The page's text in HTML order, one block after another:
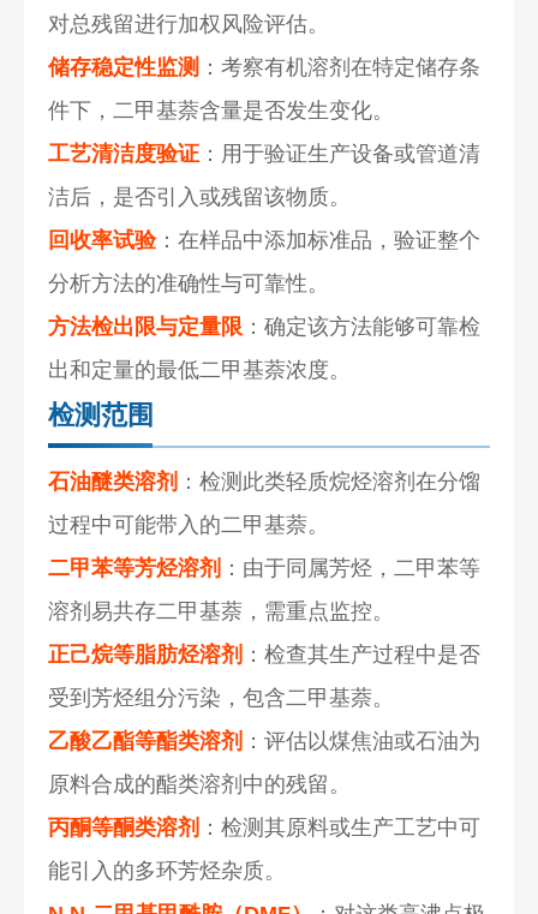
对总残留进行加权风险评估。
储存稳定性监测 ：考察有机溶剂在特定储存条
件下，二甲基萘含量是否发生变化。
工艺清洁度验证 ：用于验证生产设备或管道清
洁后，是否引入或残留该物质。
回收率试验：在样品中添加标准品，验证整个
分析方法的准确性与可靠性。
方法检出限与定量限 ：确定该方法能够可靠检
出和定量的最低二甲基萘浓度。
检测范围
石油醚类溶剂 ：检测此类轻质烷烃溶剂在分馏
过程中可能带入的二甲基萘。
二甲苯等芳烃溶剂 ：由于同属芳烃，二甲苯等
溶剂易共存二甲基萘，需重点监控。
正己烷等脂肪烃溶剂 ：检查其生产过程中是否
受到芳烃组分污染，包含二甲基萘。
乙酸乙酯等酯类溶剂 ：评估以煤焦油或石油为
原料合成的酯类溶剂中的残留。
丙酮等酮类溶剂 ：检测其原料或生产工艺中可
能引入的多环芳烃杂质。